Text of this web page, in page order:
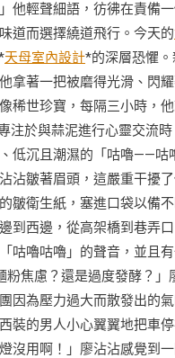
他輕聲細語，彷彿在責備
道而選擇繞道飛行。今天的
天母室內設計*的深層恐懼
拿著一把被磨得光滑、閃
稀世珍寶，每隔三小時，
於與蒜泥進行心靈交流
低沉且潮濕的「咕嚕——
沾皺著眉頭，這嚴重干擾
皺衛生紙，塞進口袋以備
西邊，從高架橋到巷弄
咕嚕咕嚕」的聲音，並且
焦慮？還是過度發酵？」
因為壓力過大而散發出的
裝的男人小心翼翼地把車
沒用啊！」廖沾沾感覺到